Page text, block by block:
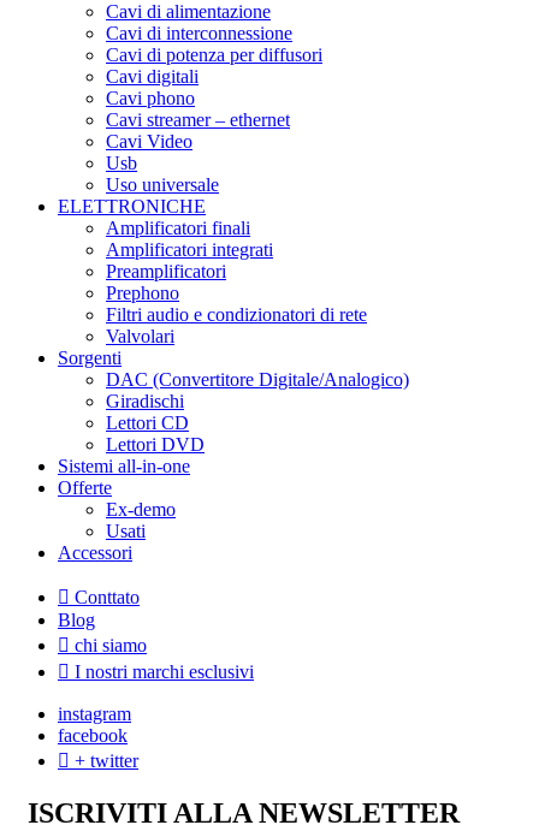
Cavi di alimentazione
Cavi di interconnessione
Cavi di potenza per diffusori
Cavi digitali
Cavi phono
Cavi streamer – ethernet
Cavi Video
Usb
Uso universale
ELETTRONICHE
Amplificatori finali
Amplificatori integrati
Preamplificatori
Prephono
Filtri audio e condizionatori di rete
Valvolari
Sorgenti
DAC (Convertitore Digitale/Analogico)
Giradischi
Lettori CD
Lettori DVD
Sistemi all-in-one
Offerte
Ex-demo
Usati
Accessori
Conttato
Blog
chi siamo
I nostri marchi esclusivi
instagram
facebook
+ twitter
ISCRIVITI ALLA NEWSLETTER